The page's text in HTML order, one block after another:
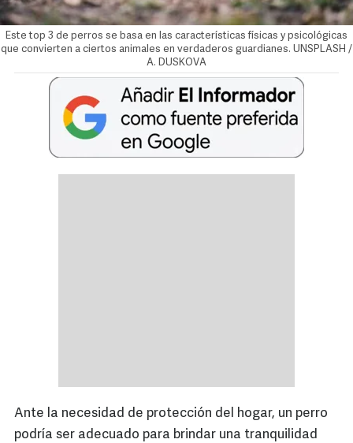
Este top 3 de perros se basa en las características físicas y psicológicas
que convierten a ciertos animales en verdaderos guardianes. UNSPLASH /
A. DUSKOVA
Ante la necesidad de protección del hogar, un perro
podría ser adecuado para brindar una tranquilidad